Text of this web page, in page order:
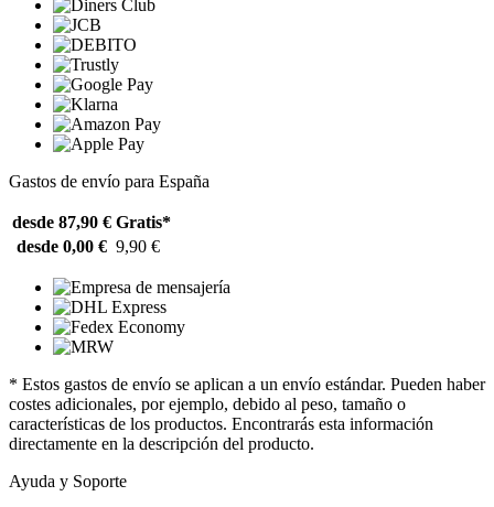
Gastos de envío para España
desde 87,90 € Gratis*
desde 0,00 € 9,90 €
* Estos gastos de envío se aplican a un envío estándar. Pueden haber
costes adicionales, por ejemplo, debido al peso, tamaño o
características de los productos. Encontrarás esta información
directamente en la descripción del producto.
Ayuda y Soporte